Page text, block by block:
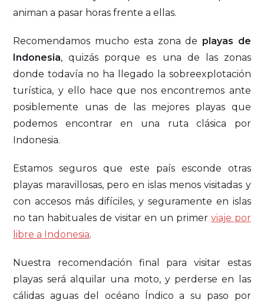
animan a pasar horas frente a ellas.
Recomendamos mucho esta zona de playas de
Indonesia, quizás porque es una de las zonas
donde todavía no ha llegado la sobreexplotación
turística, y ello hace que nos encontremos ante
posiblemente unas de las mejores playas que
podemos encontrar en una ruta clásica por
Indonesia.
Estamos seguros que este país esconde otras
playas maravillosas, pero en islas menos visitadas y
con accesos más difíciles, y seguramente en islas
no tan habituales de visitar en un primer viaje por
libre a Indonesia.
Nuestra recomendación final para visitar estas
playas será alquilar una moto, y perderse en las
cálidas aguas del océano Índico a su paso por